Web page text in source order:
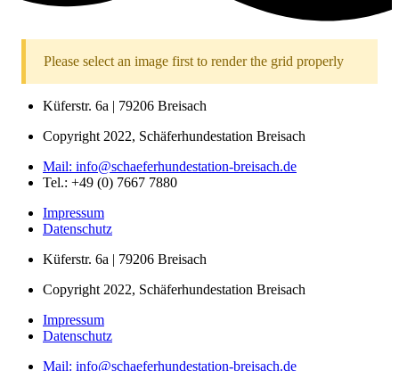
Please select an image first to render the grid properly
Küferstr. 6a | 79206 Breisach
Copyright 2022, Schäferhundestation Breisach
Mail: info@schaeferhundestation-breisach.de
Tel.: +49 (0) 7667 7880
Impressum
Datenschutz
Küferstr. 6a | 79206 Breisach
Copyright 2022, Schäferhundestation Breisach
Impressum
Datenschutz
Mail: info@schaeferhundestation-breisach.de